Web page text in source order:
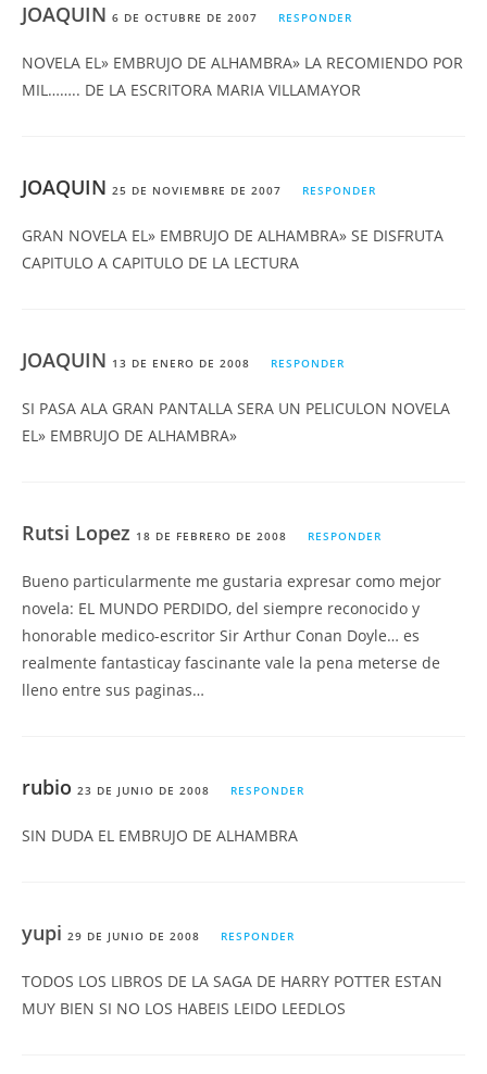
JOAQUIN 6 DE OCTUBRE DE 2007 RESPONDER
NOVELA EL» EMBRUJO DE ALHAMBRA» LA RECOMIENDO POR
MIL…….. DE LA ESCRITORA MARIA VILLAMAYOR
JOAQUIN 25 DE NOVIEMBRE DE 2007 RESPONDER
GRAN NOVELA EL» EMBRUJO DE ALHAMBRA» SE DISFRUTA
CAPITULO A CAPITULO DE LA LECTURA
JOAQUIN 13 DE ENERO DE 2008 RESPONDER
SI PASA ALA GRAN PANTALLA SERA UN PELICULON NOVELA
EL» EMBRUJO DE ALHAMBRA»
Rutsi Lopez 18 DE FEBRERO DE 2008 RESPONDER
Bueno particularmente me gustaria expresar como mejor
novela: EL MUNDO PERDIDO, del siempre reconocido y
honorable medico-escritor Sir Arthur Conan Doyle… es
realmente fantasticay fascinante vale la pena meterse de
lleno entre sus paginas…
rubio 23 DE JUNIO DE 2008 RESPONDER
SIN DUDA EL EMBRUJO DE ALHAMBRA
yupi 29 DE JUNIO DE 2008 RESPONDER
TODOS LOS LIBROS DE LA SAGA DE HARRY POTTER ESTAN
MUY BIEN SI NO LOS HABEIS LEIDO LEEDLOS